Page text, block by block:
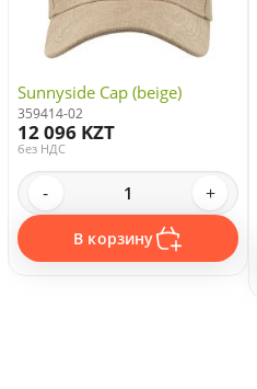
Sunnyside Cap (beige)
359414-02
12 096 KZT
без НДС
- +
В корзину